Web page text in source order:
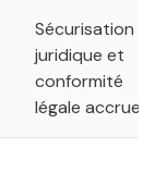
Sécurisation
juridique et
conformité
légale accrue